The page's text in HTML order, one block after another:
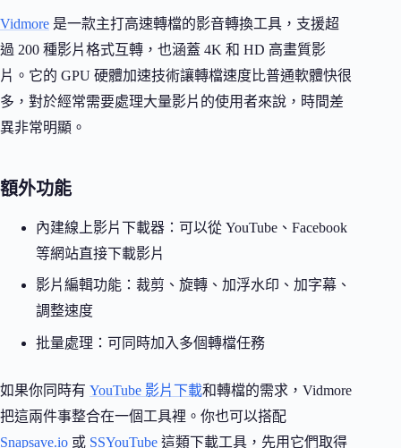
Vidmore 是一款主打高速轉檔的影音轉換工具，支援超
過 200 種影片格式互轉，也涵蓋 4K 和 HD 高畫質影
片。它的 GPU 硬體加速技術讓轉檔速度比普通軟體快很
多，對於經常需要處理大量影片的使用者來說，時間差
異非常明顯。
額外功能
內建線上影片下載器：可以從 YouTube、Facebook
等網站直接下載影片
影片編輯功能：裁剪、旋轉、加浮水印、加字幕、
調整速度
批量處理：可同時加入多個轉檔任務
如果你同時有 YouTube 影片下載和轉檔的需求，Vidmore
把這兩件事整合在一個工具裡。你也可以搭配
Snapsave.io 或 SSYouTube 這類下載工具，先用它們取得